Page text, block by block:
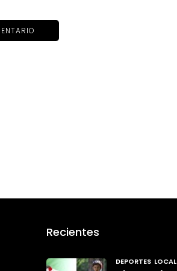
Recientes
DEPORTES LOCAL